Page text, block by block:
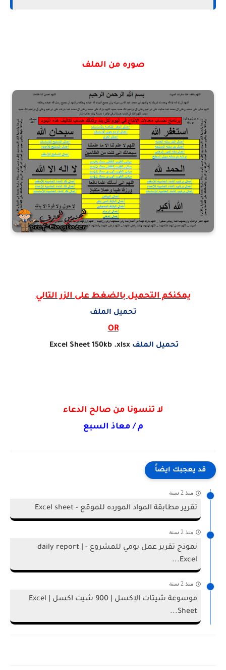
صوره من الملف
يمكنكم التحميل بالضغط على الزر التالي
تحميل الملف
OR
تحميل الملف Excel Sheet 150kb .xlsx
لا تنسونا من صالح الدعاء
م / معاذ السبع
قد يعجبك ايضاً
منذ 2 سنة
تقرير مطابقة المواد المورده للموقع - Excel sheet
منذ 2 سنة
نموذج تقرير عمل يومي للمشروع - daily report |
Excel...
منذ 2 سنة
موسوعة شيتات الإكسل | 900 شيت اكسل | Excel
Sheet...